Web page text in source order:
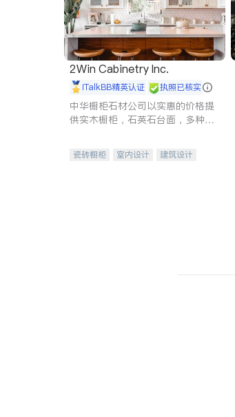
2Win Cabinetry Inc.
iTalkBB精英认证 执照已核实
中华橱柜石材公司以实惠的价格提
供实木橱柜，石英石台面，多种优
瓷砖橱柜 室内设计
建筑设计